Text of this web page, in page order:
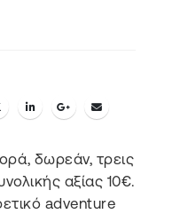
δωρεάν, τρεις
αξίας 10€.
adventure